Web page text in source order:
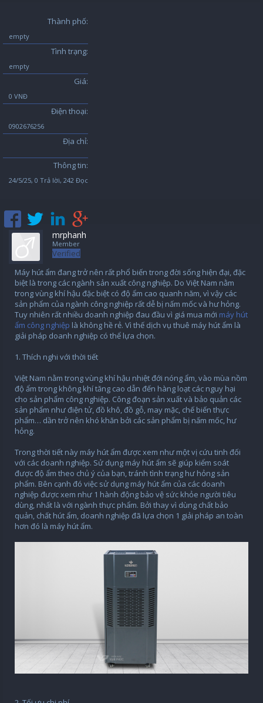
Thành phố:
empty
Tình trạng:
empty
Giá:
0 VNĐ
Điện thoại:
0902676256
Địa chỉ:
Thông tin:
24/5/25, 0 Trả lời, 242 Đọc
mrphanh
Member
Verified
Máy hút ẩm đang trở nên rất phổ biến trong đời sống hiện đại, đặc
biệt là trong các ngành sản xuất công nghiệp. Do Việt Nam nằm
trong vùng khí hậu đặc biệt có độ ẩm cao quanh năm, vì vậy các
sản phẩm của ngành công nghiệp rất dễ bị nấm mốc và hư hỏng.
Tuy nhiên rất nhiều doanh nghiệp đau đầu vì giá mua mới máy hút
ẩm công nghiệp là không hề rẻ. Vì thế dịch vụ thuê máy hút ẩm là
giải pháp doanh nghiệp có thể lựa chọn.
1. Thích nghi với thời tiết
Việt Nam nằm trong vùng khí hậu nhiệt đới nóng ẩm, vào mùa nồm
độ ẩm trong không khí tăng cao dẫn đến hàng loạt các nguy hại
cho sản phẩm công nghiệp. Công đoạn sản xuất và bảo quản các
sản phẩm như điện tử, đồ khô, đồ gỗ, may mặc, chế biến thực
phẩm… dần trở nên khó khăn bởi các sản phẩm bị nấm mốc, hư
hỏng.
Trong thời tiết này máy hút ẩm được xem như một vị cứu tinh đối
với các doanh nghiệp. Sử dụng máy hút ẩm sẽ giúp kiểm soát
được độ ẩm theo chủ ý của bạn, tránh tình trạng hư hỏng sản
phẩm. Bên cạnh đó việc sử dụng máy hút ẩm của các doanh
nghiệp được xem như 1 hành động bảo vệ sức khỏe người tiêu
dùng, nhất là với ngành thực phẩm. Bởi thay vì dùng chất bảo
quản, chất hút ẩm, doanh nghiệp đã lựa chọn 1 giải pháp an toàn
hơn đó là máy hút ẩm.